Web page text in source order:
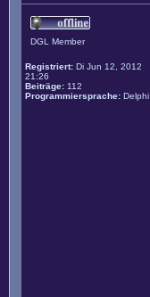
DGL Member
Registriert: Di Jun 12, 2012
21:26
Beiträge: 112
Programmiersprache: Delphi